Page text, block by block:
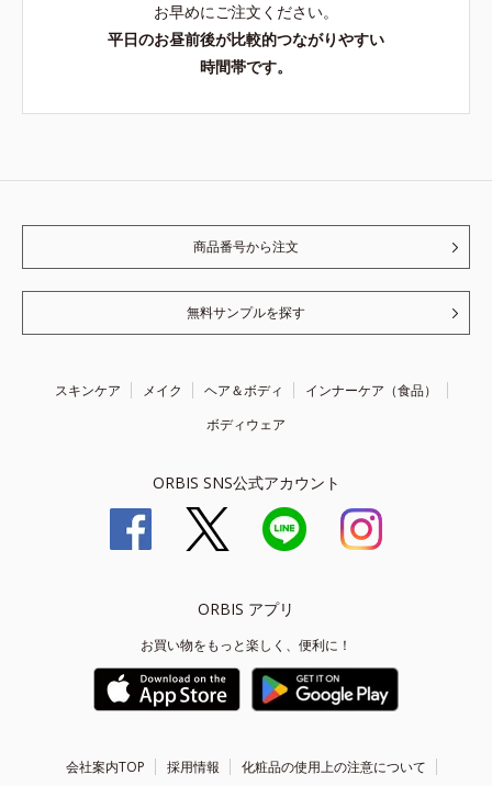
お早めにご注文ください。
平日のお昼前後が比較的つながりやすい
時間帯です。
商品番号から注文
無料サンプルを探す
スキンケア メイク ヘア＆ボディ
インナーケア（食品）
ボディウェア
ORBIS SNS公式アカウント
ORBIS アプリ
お買い物をもっと楽しく、便利に！
会社案内TOP 採用情報 化粧品の使用上の注意について